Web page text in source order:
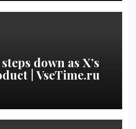
down as X’s
| VseTime.ru